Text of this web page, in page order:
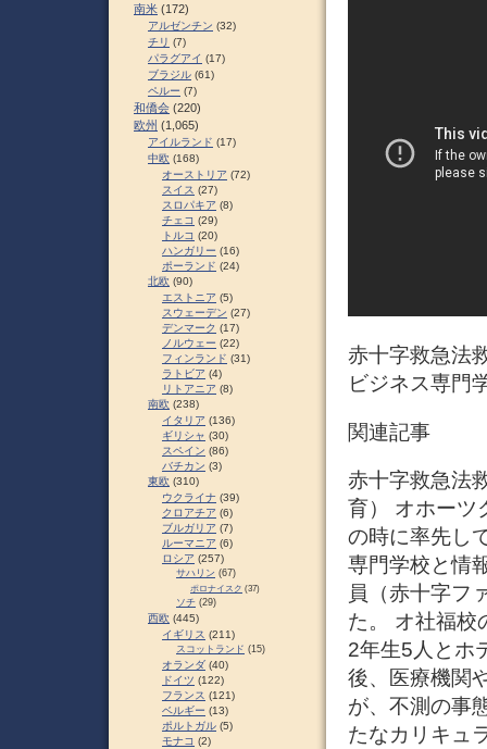
赤十字救急法
ビジネス専門
関連記事
赤十字救急法
育） オホーツ
の時に率先し
専門学校と情
員（赤十字フ
た。 オ社福校
2年生5人とホ
後、医療機関
が、不測の事
たなカリキュ
南米 (172)
アルゼンチン (32)
チリ (7)
パラグアイ (17)
ブラジル (61)
ペルー (7)
和僑会 (220)
欧州 (1,065)
アイルランド (17)
中欧 (168)
オーストリア (72)
スイス (27)
スロパキア (8)
チェコ (29)
トルコ (20)
ハンガリー (16)
ポーランド (24)
北欧 (90)
エストニア (5)
スウェーデン (27)
デンマーク (17)
ノルウェー (22)
フィンランド (31)
ラトビア (4)
リトアニア (8)
南欧 (238)
イタリア (136)
ギリシャ (30)
スペイン (86)
バチカン (3)
東欧 (310)
ウクライナ (39)
クロアチア (6)
ブルガリア (7)
ルーマニア (6)
ロシア (257)
サハリン (67)
ポロナイスク (37)
ソチ (29)
西欧 (445)
イギリス (211)
スコットランド (15)
オランダ (40)
ドイツ (122)
フランス (121)
ベルギー (13)
ポルトガル (5)
モナコ (2)